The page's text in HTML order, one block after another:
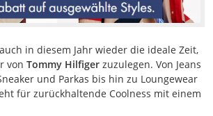
in diesem Jahr wieder die ideale Zeit,
von Tommy Hilfiger zuzulegen. Von Jeans
und Parkas bis hin zu Loungewear
für zurückhaltende Coolness mit einem